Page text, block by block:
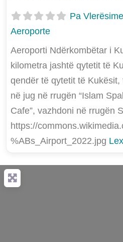
Pa Vlerësime
Aeroporte
Aeroporti Ndërkombëtar i
kilometra jashtë qytetit të
qendër të qytetit të
në jug në rrugën “Islam
Cafe”, vazhdoni në rrugën
https://
%ABs_Airport_2022.jpg